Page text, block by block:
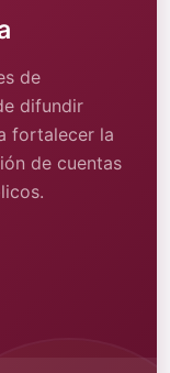
de
difundir
fortalecer la
de cuentas